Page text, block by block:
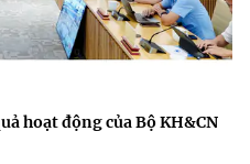
hoạt động của Bộ KH&CN